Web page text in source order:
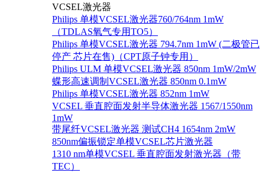
VCSEL激光器
Philips 单模VCSEL激光器760/764nm 1mW
（TDLAS氧气专用TO5）
Philips 单模VCSEL激光器 794.7nm 1mW (二极管已
停产 芯片在售)（CPT原子钟专用）
Philips ULM 单模VCSEL激光器 850nm 1mW/2mW
蝶形高速调制VCSEL激光器 850nm 0.1mW
Philips 单模VCSEL激光器 852nm 1mW
VCSEL 垂直腔面发射半导体激光器 1567/1550nm
1mW
带尾纤VCSEL激光器 测试CH4 1654nm 2mW
850nm偏振锁定单模VCSEL芯片激光器
1310 nm单模VCSEL 垂直腔面发射激光器（带
TEC）